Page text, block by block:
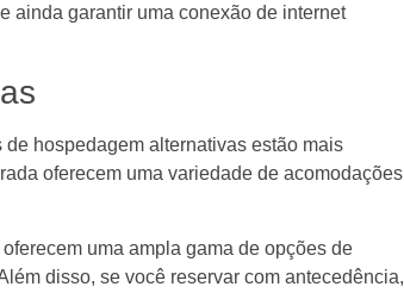
ainda garantir uma conexão de internet
hospedagem alternativas estão mais
oferecem uma variedade de acomodações
uma ampla gama de opções de
disso, se você reservar com antecedência,